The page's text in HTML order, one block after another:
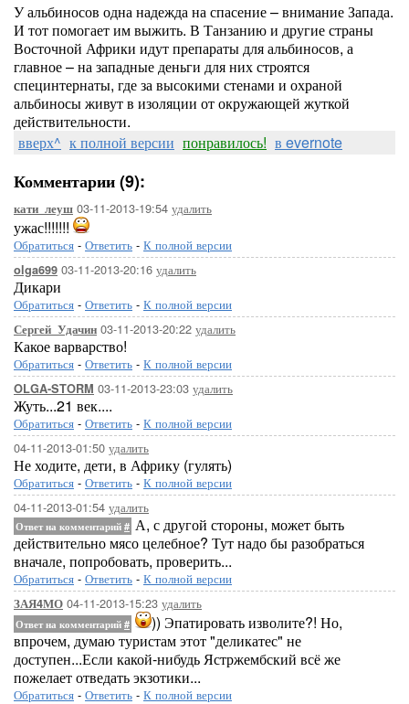
У альбиносов одна надежда на спасение – внимание Запада.
И тот помогает им выжить. В Танзанию и другие страны
Восточной Африки идут препараты для альбиносов, а
главное – на западные деньги для них строятся
специнтернаты, где за высокими стенами и охраной
альбиносы живут в изоляции от окружающей жуткой
действительности.
вверх^ к полной версии понравилось! в evernote
Комментарии (9):
кати_леуш 03-11-2013-19:54 удалить
ужас!!!!!!!
Обратиться - Ответить - К полной версии
olga699 03-11-2013-20:16 удалить
Дикари
Обратиться - Ответить - К полной версии
Сергей_Удачин 03-11-2013-20:22 удалить
Какое варварство!
Обратиться - Ответить - К полной версии
OLGA-STORM 03-11-2013-23:03 удалить
Жуть...21 век....
Обратиться - Ответить - К полной версии
04-11-2013-01:50 удалить
Не ходите, дети, в Африку (гулять)
Обратиться - Ответить - К полной версии
04-11-2013-01:54 удалить
Ответ на комментарий # А, с другой стороны, может быть
действительно мясо целебное? Тут надо бы разобраться
вначале, попробовать, проверить...
Обратиться - Ответить - К полной версии
ЗАЯ4МО 04-11-2013-15:23 удалить
Ответ на комментарий #
)) Эпатировать изволите?! Но,
впрочем, думаю туристам этот "деликатес" не
доступен...Если какой-нибудь Ястржембский всё же
пожелает отведать экзотики...
Обратиться - Ответить - К полной версии